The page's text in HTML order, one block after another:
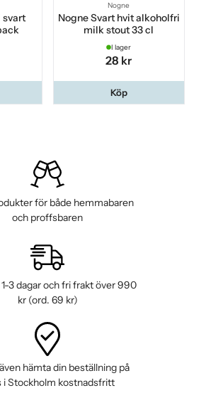
svart
Nogne
Nogne Svart hvit alkoholfri
milk stout 33 cl
I lager
28 kr
Köp
för både hemmabaren
och proffsbaren
3 dagar och fri frakt över 990
kr (ord. 69 kr)
hämta din beställning på
i Stockholm kostnadsfritt